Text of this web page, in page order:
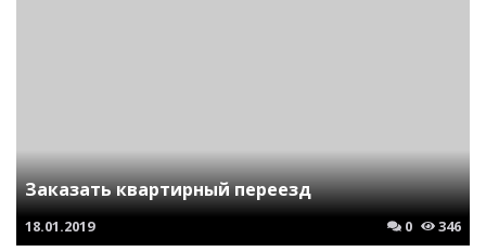
Заказать квартирный переезд
18.01.2019 0 346